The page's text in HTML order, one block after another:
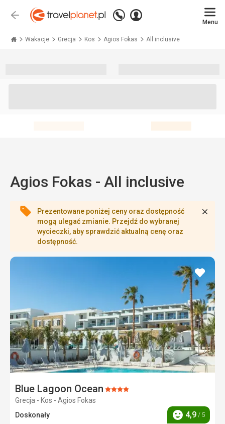
Wstecz
Zadzwoń
+48 71 771 76 55
Zaloguj
Menu
Wakacje Grecja Kos Agios Fokas All inclusive
Agios Fokas - All inclusive
Prezentowane poniżej ceny oraz dostępność
mogą ulegać zmianie. Przejdź do wybranej
wycieczki, aby sprawdzić aktualną cenę oraz
dostępność.
Blue Lagoon Ocean Ocena:
Grecja - Kos - Agios Fokas
Doskonały
Ocena
4,9 / 5
dodaj